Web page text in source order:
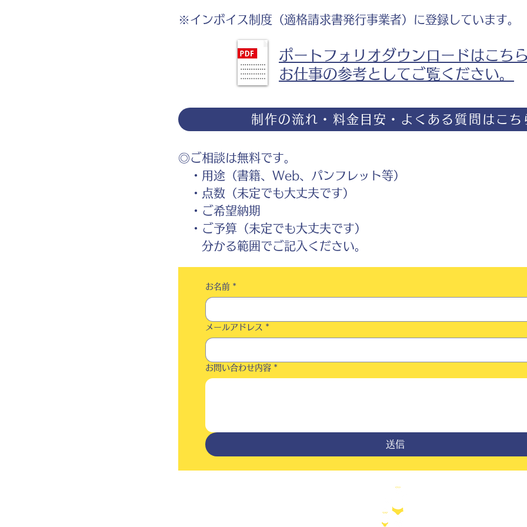
※インボイス制度（適格請求書発行事業者）に登録しています。
ポートフォリオダウンロードはこち
お仕事の参考としてご覧ください。
制作の流れ・料金目安・よくある質問はこち
◎ご相談は無料です。
・用途（書籍、Web、パンフレット等）
・点数（未定でも大丈夫です）
・ご希望納期
・ご予算（未定でも大丈夫です）
分かる範囲でご記入ください。
お名前 *
メールアドレス *
お問い合わせ内容 *
送信